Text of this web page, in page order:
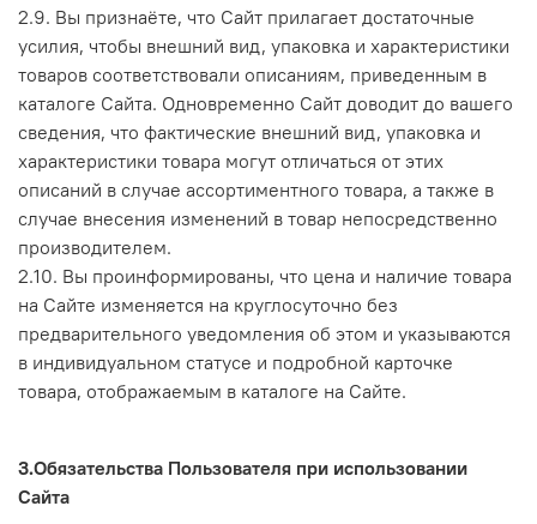
2.9. Вы признаёте, что Сайт прилагает достаточные
усилия, чтобы внешний вид, упаковка и характеристики
товаров соответствовали описаниям, приведенным в
каталоге Сайта. Одновременно Сайт доводит до вашего
сведения, что фактические внешний вид, упаковка и
характеристики товара могут отличаться от этих
описаний в случае ассортиментного товара, а также в
случае внесения изменений в товар непосредственно
производителем.
2.10. Вы проинформированы, что цена и наличие товара
на Сайте изменяется на круглосуточно без
предварительного уведомления об этом и указываются
в индивидуальном статусе и подробной карточке
товара, отображаемым в каталоге на Сайте.
3.Обязательства Пользователя при использовании
Сайта